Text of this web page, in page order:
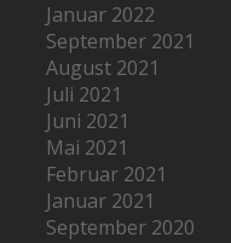
Januar 2022
September 2021
August 2021
Juli 2021
Juni 2021
Mai 2021
Februar 2021
Januar 2021
September 2020